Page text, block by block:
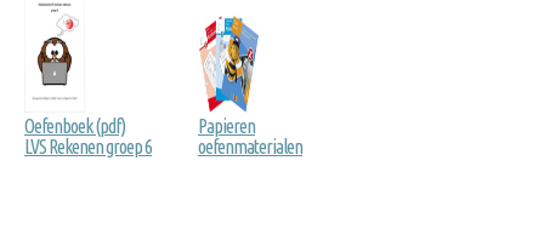
Oefenboek (pdf)
LVS Rekenen groep 6
Papieren
oefenmaterialen